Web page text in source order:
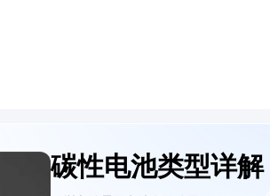
碳性电池类型详解